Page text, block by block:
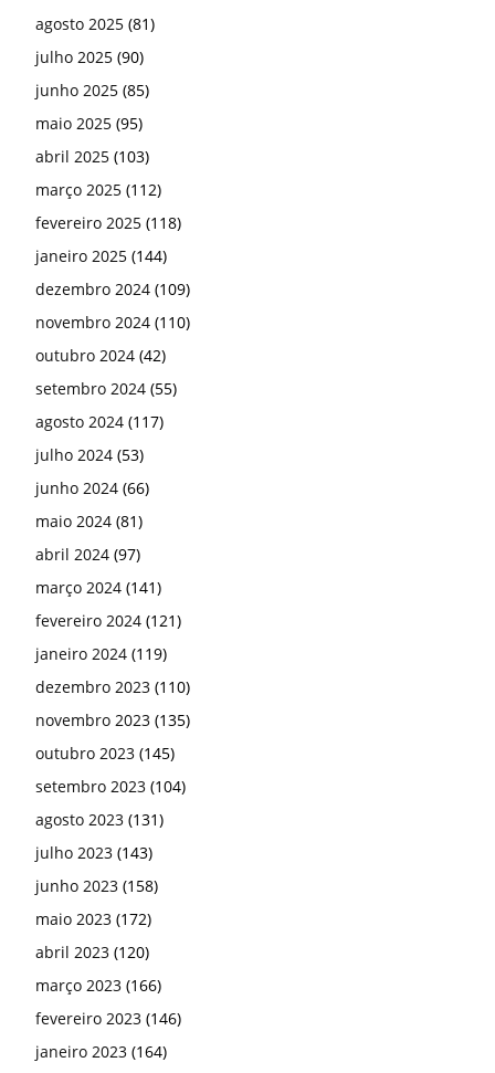
agosto 2025 (81)
julho 2025 (90)
junho 2025 (85)
maio 2025 (95)
abril 2025 (103)
março 2025 (112)
fevereiro 2025 (118)
janeiro 2025 (144)
dezembro 2024 (109)
novembro 2024 (110)
outubro 2024 (42)
setembro 2024 (55)
agosto 2024 (117)
julho 2024 (53)
junho 2024 (66)
maio 2024 (81)
abril 2024 (97)
março 2024 (141)
fevereiro 2024 (121)
janeiro 2024 (119)
dezembro 2023 (110)
novembro 2023 (135)
outubro 2023 (145)
setembro 2023 (104)
agosto 2023 (131)
julho 2023 (143)
junho 2023 (158)
maio 2023 (172)
abril 2023 (120)
março 2023 (166)
fevereiro 2023 (146)
janeiro 2023 (164)